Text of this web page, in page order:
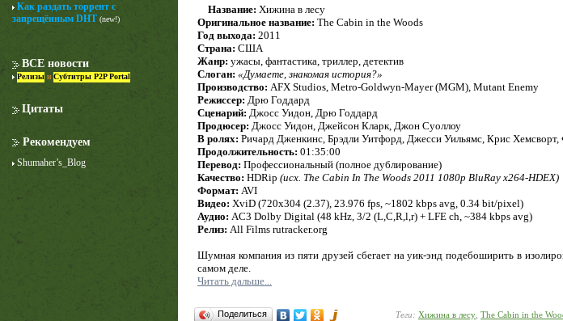
Как раздать торрент с
запрещённым DHT (new!)
ВСЕ новости
Релизы и Субтитры P2P Portal
Цитаты
Рекомендуем
Shumaher’s_Blog
Название: Хижина в лесу
Оригинальное название: The Cabin in the Woods
Год выхода: 2011
Страна: США
Жанр: ужасы, фантастика, триллер, детектив
Слоган: «Думаете, знакомая история?»
Производство: AFX Studios, Metro-Goldwyn-Mayer (MGM), Mutant Enemy
Режиссер: Дрю Годдард
Сценарий: Джосс Уидон, Дрю Годдард
Продюсер: Джосс Уидон, Джейсон Кларк, Джон Суоллоу
В ролях: Ричард Дженкинс, Брэдли Уитфорд, Джесси Уильямс, Крис
Продолжительность: 01:35:00
Перевод: Профессиональный (полное дублирование)
Качество: HDRip (исх. The Cabin In The Woods 2011 1080p BluRay x264-HDEX)
Формат: AVI
Видео: XviD (720x304 (2.37), 23.976 fps, ~1802 kbps avg, 0.34 bit/pixel)
Аудио: AC3 Dolby Digital (48 kHz, 3/2 (L,C,R,l,r) + LFE ch, ~384 kbps avg)
Релиз: All Films rutracker.org
Шумная компания из пяти друзей сбегает на уик-энд подебоширить в
самом деле.
Читать дальше...
Поделиться Теги: Хижина в лесу, The Cabin in the